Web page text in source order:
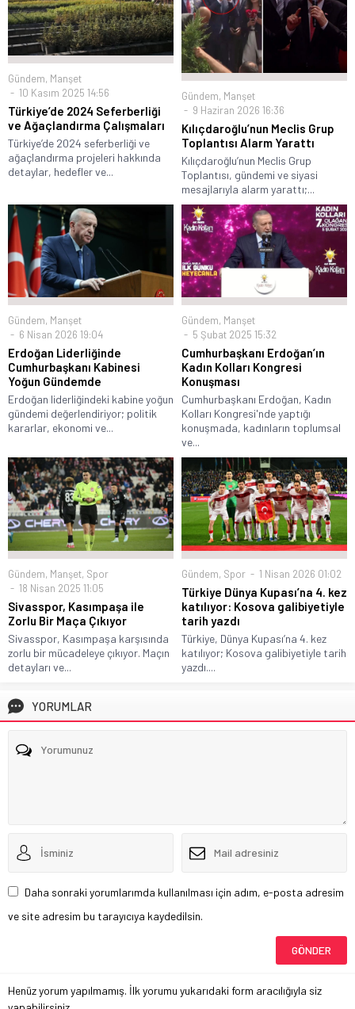
Gündem, Manşet
10 Kasım 2025 14:56
Türkiye’de 2024 Seferberliği
ve Ağaçlandırma Çalışmaları
Türkiye’de 2024 seferberliği ve
ağaçlandırma projeleri hakkında
detaylar, hedefler ve...
Gündem, Manşet
9 Haziran 2026 16:36
Kılıçdaroğlu’nun Meclis Grup
Toplantısı Alarm Yarattı
Kılıçdaroğlu’nun Meclis Grup
Toplantısı, gündemi ve siyasi
mesajlarıyla alarm yarattı;...
Gündem, Manşet
6 Nisan 2026 19:04
Erdoğan Liderliğinde
Cumhurbaşkanı Kabinesi
Yoğun Gündemde
Erdoğan liderliğindeki kabine yoğun
gündemi değerlendiriyor; politik
kararlar, ekonomi ve...
Gündem, Manşet
5 Şubat 2025 15:32
Cumhurbaşkanı Erdoğan’ın
Kadın Kolları Kongresi
Konuşması
Cumhurbaşkanı Erdoğan, Kadın
Kolları Kongresi'nde yaptığı
konuşmada, kadınların toplumsal
ve...
Gündem, Manşet, Spor
18 Nisan 2025 11:05
Sivasspor, Kasımpaşa ile
Zorlu Bir Maça Çıkıyor
Sivasspor, Kasımpaşa karşısında
zorlu bir mücadeleye çıkıyor. Maçın
detayları ve...
Gündem, Spor 1 Nisan 2026 01:02
Türkiye Dünya Kupası’na 4. kez
katılıyor: Kosova galibiyetiyle
tarih yazdı
Türkiye, Dünya Kupası’na 4. kez
katılıyor; Kosova galibiyetiyle tarih
yazdı....
YORUMLAR
Daha sonraki yorumlarımda kullanılması için adım, e-posta adresim
ve site adresim bu tarayıcıya kaydedilsin.
Henüz yorum yapılmamış. İlk yorumu yukarıdaki form aracılığıyla siz